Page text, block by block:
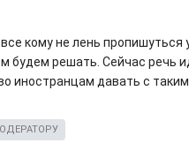
кому не лень
будем решать. Сейчас речь
иностранцам давать с